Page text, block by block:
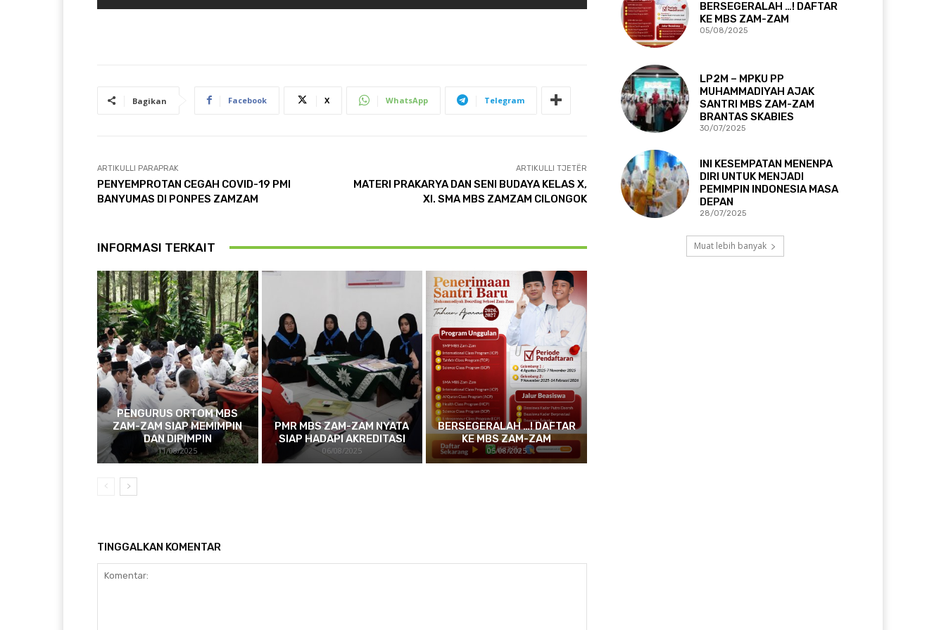
Bagikan Facebook X WhatsApp Telegram
ARTIKULLI PARAPRAK
PENYEMPROTAN CEGAH COVID-19 PMI
BANYUMAS DI PONPES ZAMZAM
ARTIKULLI TJETËR
MATERI PRAKARYA DAN SENI BUDAYA KELAS X,
XI. SMA MBS ZAMZAM CILONGOK
INFORMASI TERKAIT
PENGURUS ORTOM MBS
ZAM-ZAM SIAP MEMIMPIN
DAN DIPIMPIN
11/08/2025
PMR MBS ZAM-ZAM NYATA
SIAP HADAPI AKREDITASI
06/08/2025
BERSEGERALAH …! DAFTAR
KE MBS ZAM-ZAM
05/08/2025
TINGGALKAN KOMENTAR
BERSEGERALAH …! DAFTAR
KE MBS ZAM-ZAM
05/08/2025
LP2M – MPKU PP
MUHAMMADIYAH AJAK
SANTRI MBS ZAM-ZAM
BRANTAS SKABIES
30/07/2025
INI KESEMPATAN MENENPA
DIRI UNTUK MENJADI
PEMIMPIN INDONESIA MASA
DEPAN
28/07/2025
Muat lebih banyak